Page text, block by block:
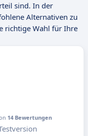
sind. In der
Alternativen zu
richtige Wahl für Ihre
14 Bewertungen